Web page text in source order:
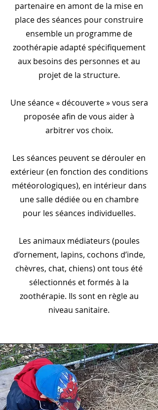
partenaire en amont de la mise en
place des séances pour construire
ensemble un programme de
zoothérapie adapté spécifiquement
aux besoins des personnes et au
projet de la structure.
Une séance « découverte » vous sera
proposée afin de vous aider à
arbitrer vos choix.
Les séances peuvent se dérouler en
extérieur (en fonction des conditions
météorologiques), en intérieur dans
une salle dédiée ou en chambre
pour les séances individuelles.
Les animaux médiateurs (poules
d’ornement, lapins, cochons d’inde,
chèvres, chat, chiens) ont tous été
sélectionnés et formés à la
zoothérapie. Ils sont en règle au
niveau sanitaire.